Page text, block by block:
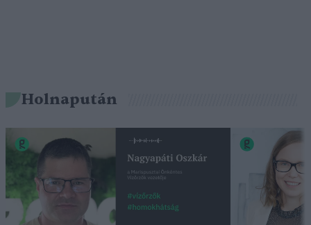
Holnapután